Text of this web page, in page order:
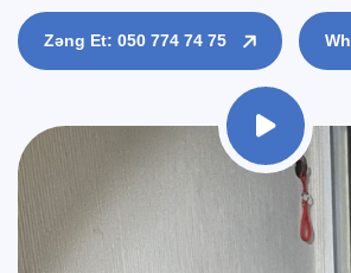
Zəng Et: 050 774 74 75